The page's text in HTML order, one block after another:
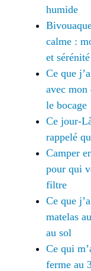
humide
calme :
et sérénité
Ce que
avec mon
le bocage
Ce jour-
rappelé
Camper
pour qui
filtre
Ce que
matelas
au sol
Ce qui
ferme au